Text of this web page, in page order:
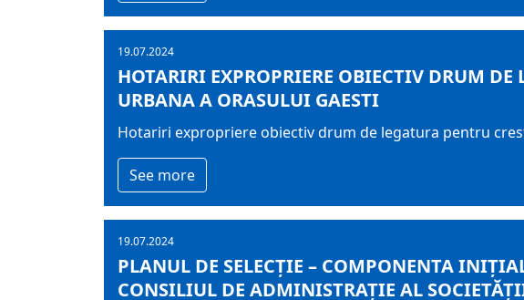
19.07.2024
HOTARIRI EXPROPRIERE OBIECTIV DRUM
URBANA A ORASULUI GAESTI
Hotariri expropriere obiectiv drum de legatura pentru
See more
19.07.2024
PLANUL DE SELECȚIE – COMPONENTA
CONSILIUL DE ADMINISTRAȚIE AL